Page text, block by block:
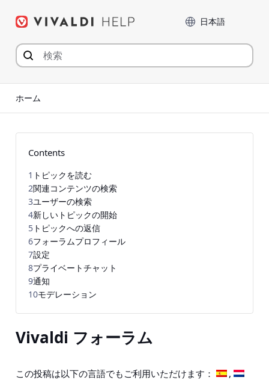
言語
ホーム
Vivaldi フォーラム
この投稿は以下の言語でもご利用いただけます：
Contents
1 トピックを読む
2関連コンテンツの検索
3ユーザーの検索
4新しいトピックの開始
5 トピックへの返信
6フォーラムプロフィール
7設定
8プライベートチャット
9通知
10モデレーション